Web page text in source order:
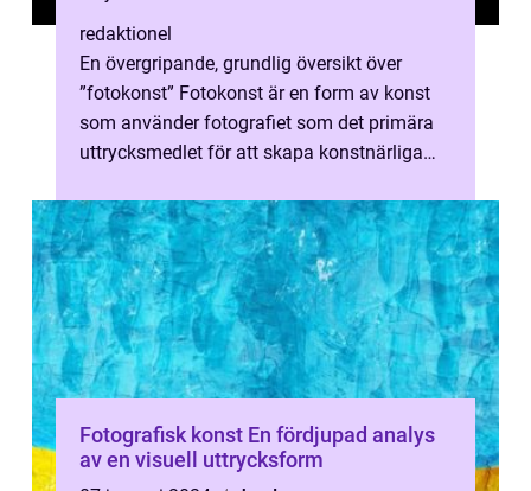
redaktionel
En övergripande, grundlig översikt över
”fotokonst” Fotokonst är en form av konst
som använder fotografiet som det primära
uttrycksmedlet för att skapa konstnärliga
Fotografisk konst En fördjupad analys
av en visuell uttrycksform